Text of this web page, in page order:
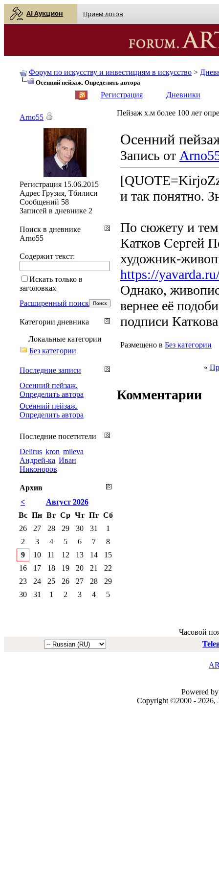
AI Аукцион Прием лотов
Форум по искусству и инвестициям в искусство >
Осенний пейзаж. Определить автора
Регистрация Дневники
Пейзаж х.м более 100 лет
Осенний
Запись от
и так понятно.
По сюжету и
Катков Сергей
художник-
https://
Однако,
вернее её
подписи
Размещено в Без категории
«
Комментарии
Arno55
Регистрация 15.06.2015
Адрес Грузия, Тбилиси
Сообщений 58
Записей в дневнике 2
Поиск в дневнике
Arno55
Содержит текст:
Искать только в
заголовках
Расширенный поиск
Категории дневника
Локальные категории
Без категории
Последние записи
Осенний пейзаж.
Определить автора
Осенний пейзаж.
Определить автора
Последние посетители
Delirus kron mileva
Андрей-ка Иван
Никоноров
Архив
<
Август 2026
Вс Пн Вт Ср Чт Пт Сб
26
27 28 29 30 31
1
2
3 4 5 6 7
8
9
10 11 12 13 14
15
16
17 18 19 20 21
22
23
24 25 26 27 28
29
30
31 1 2 3 4 5
Часовой
Powered
Copyright ©2000 - 2026,